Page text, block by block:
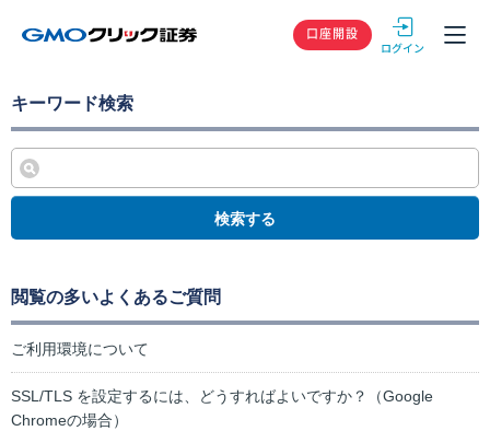
GMOクリック
口座開設
キーワード検索
検索する
閲覧の多いよくあるご質問
ご利用環境について
SSL/TLS を設定するには、どうすればよいですか？（Google
Chromeの場合）